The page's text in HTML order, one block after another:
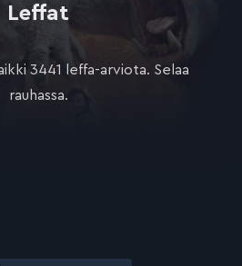
Leffat
3441 leffa-arviota. Selaa
rauhassa.